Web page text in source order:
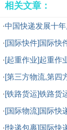
相关文章：
·中国快递发展十
·[国际快件]国际快
·[起重作业]起重作
·[第三方物流,第四
·[铁路货运]铁路货
·[国际物流]国际快
·[快递包裹]国际快